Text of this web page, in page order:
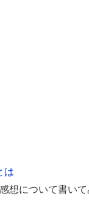
は
想について書いて